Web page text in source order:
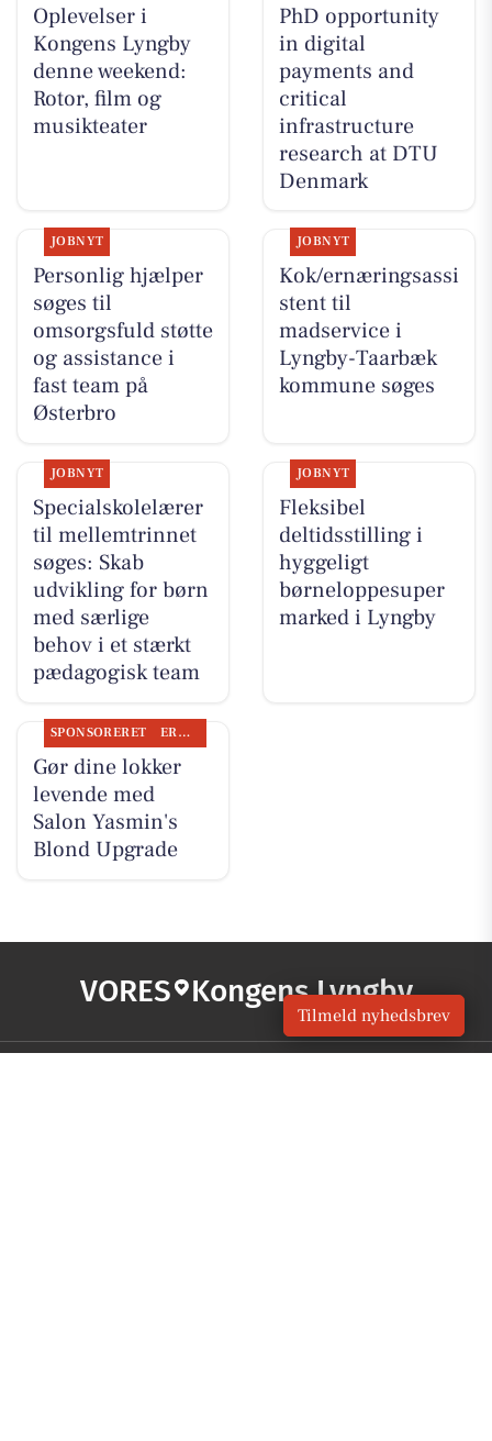
Oplevelser i
Kongens Lyngby
denne weekend:
Rotor, film og
musikteater
PhD opportunity
in digital
payments and
critical
infrastructure
research at DTU
Denmark
JOBNYT
Personlig hjælper
søges til
omsorgsfuld støtte
og assistance i
fast team på
Østerbro
JOBNYT
Kok/ernæringsassi
stent til
madservice i
Lyngby-Taarbæk
kommune søges
JOBNYT
Specialskolelærer
til mellemtrinnet
søges: Skab
udvikling for børn
med særlige
behov i et stærkt
pædagogisk team
JOBNYT
Fleksibel
deltidsstilling i
hyggeligt
børneloppesuper
marked i Lyngby
SPONSORERET ERHVERV
Gør dine lokker
levende med
Salon Yasmin's
Blond Upgrade
VORES Kongens Lyngby
Tilmeld nyhedsbrev